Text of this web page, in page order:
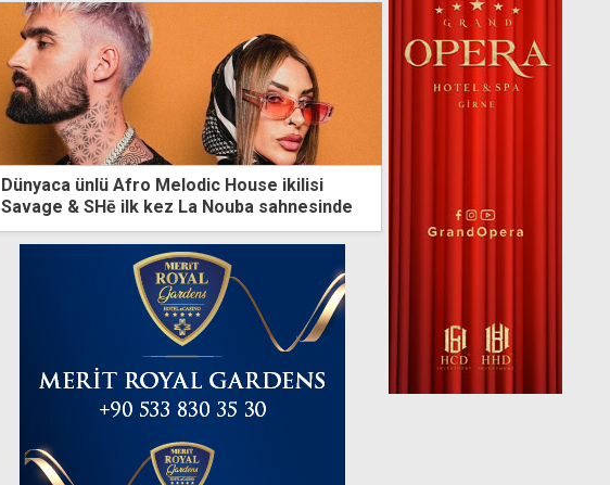
Dünyaca ünlü Afro Melodic House ikilisi
Savage & SHē ilk kez La Nouba sahnesinde